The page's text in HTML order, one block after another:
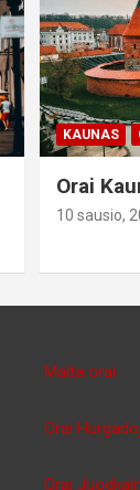
KAUNAS
Orai
10 sausio,
Malta orai
Orai
Orai